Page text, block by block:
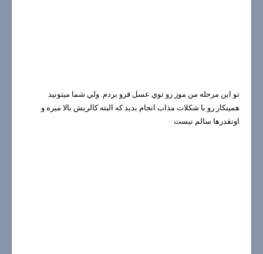
تو اين مرحله من موز رو توي عسل فرو بردم. ولي شما ميتونيد
همينكار رو با شكلات مذاب انجام بديد كه البته كالريش بالا ميره و
اونقدرها سالم نيست